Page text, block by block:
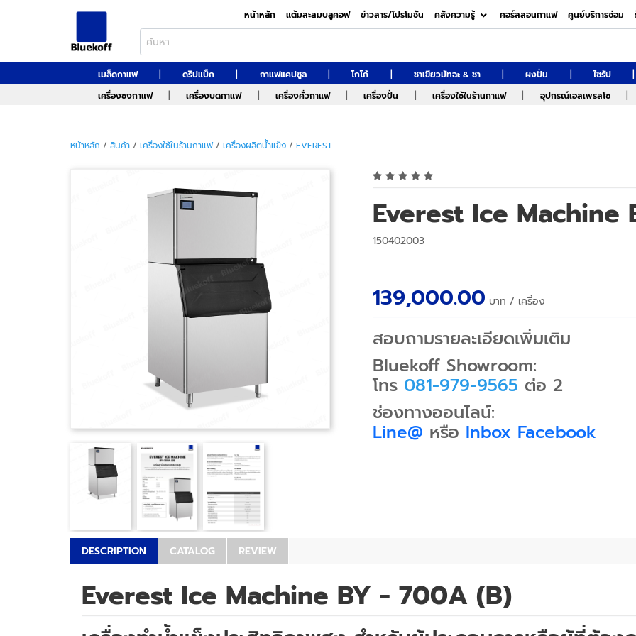
หน้าหลัก แต้มสะสมบลูคอฟ ข่าวสาร/โปรโมชัน คลังความรู้ คอร์สสอนกาแฟ ศูนย์บริการซ่อม
เมล็ดกาแฟ | ดริปแบ็ก | กาแฟแคปซูล | โกโก้ | ชาเขียวมัทฉะ & ชา | ผงปั่น | ไซรัป |
เครื่องชงกาแฟ
| เครื่องบดกาแฟ | เครื่องคั่วกาแฟ | เครื่องปั่น | เครื่องใช้ในร้านกาแฟ | อุปกรณ์เอสเพรสโซ |
หน้าหลัก / สินค้า / เครื่องใช้ในร้านกาแฟ/ เครื่องผลิตน้ำแข็ง / EVEREST
Everest Ice Machine
150402003
139,000.00 บาท / เครื่อง
สอบถามรายละเอียดเพิ่มเติม
Bluekoff Showroom:
โทร 081-979-9565 ต่อ 2
ช่องทางออนไลน์:
Line@ หรือ Inbox Facebook
DESCRIPTION CATALOG REVIEW
Everest Ice Machine BY - 700A (B)